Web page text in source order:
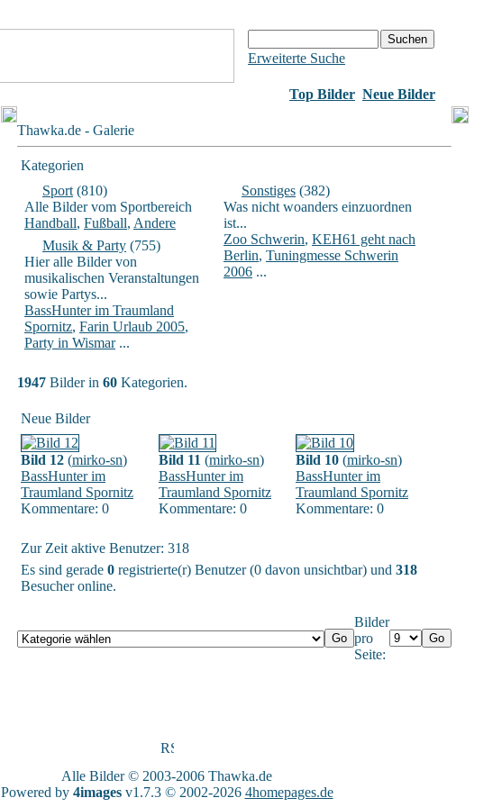
Erweiterte Suche
Top Bilder Neue Bilder
Thawka.de - Galerie
Kategorien
Sport (810)
Alle Bilder vom Sportbereich
Handball, Fußball, Andere
Musik & Party (755)
Hier alle Bilder von
musikalischen Veranstaltungen
sowie Partys...
BassHunter im Traumland
Spornitz, Farin Urlaub 2005,
Party in Wismar...
Sonstiges (382)
Was nicht woanders einzuordnen
ist...
Zoo Schwerin, KEH61 geht nach
Berlin, Tuningmesse Schwerin
2006 ...
1947 Bilder in 60 Kategorien.
Neue Bilder
Bild 12 (mirko-sn)
BassHunter im
Traumland Spornitz
Kommentare: 0
Bild 11 (mirko-sn)
BassHunter im
Traumland Spornitz
Kommentare: 0
Bild 10 (mirko-sn)
BassHunter im
Traumland Spornitz
Kommentare: 0
Zur Zeit aktive Benutzer: 318
Es sind gerade 0 registrierte(r) Benutzer (0 davon unsichtbar) und 318
Besucher online.
Bilder
pro
Seite:
Alle Bilder © 2003-2006 Thawka.de
Powered by 4imagesv1.7.3 © 2002-2026 4homepages.de